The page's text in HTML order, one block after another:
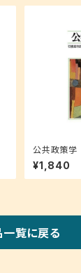
公共政策学
¥1,840
一覧に戻る